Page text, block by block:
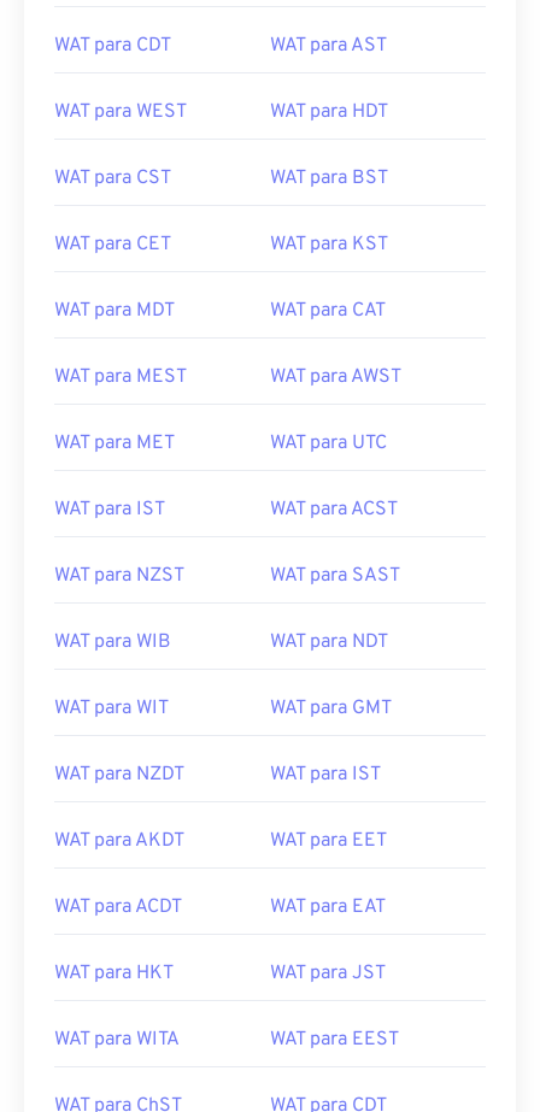
WAT para CDT WAT para AST
WAT para WEST WAT para HDT
WAT para CST WAT para BST
WAT para CET WAT para KST
WAT para MDT WAT para CAT
WAT para MEST WAT para AWST
WAT para MET WAT para UTC
WAT para IST WAT para ACST
WAT para NZST WAT para SAST
WAT para WIB WAT para NDT
WAT para WIT WAT para GMT
WAT para NZDT WAT para IST
WAT para AKDT WAT para EET
WAT para ACDT WAT para EAT
WAT para HKT WAT para JST
WAT para WITA WAT para EEST
WAT para ChST WAT para CDT